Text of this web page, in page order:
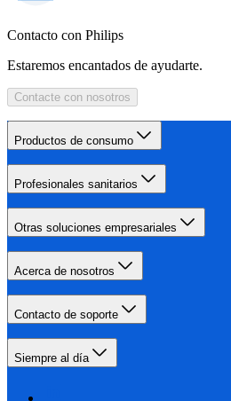
Contacto con Philips
Estaremos encantados de ayudarte.
Contacte con nosotros
Productos de consumo
Profesionales sanitarios
Otras soluciones empresariales
Acerca de nosotros
Contacto de soporte
Siempre al día